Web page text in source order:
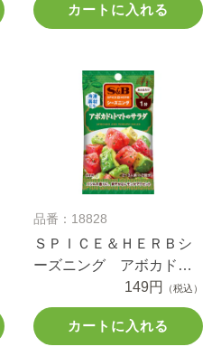
カートに入れる
品番：18828
ＳＰＩＣＥ＆ＨＥＲＢシ
ーズニング アボカドと
トマトのサラダ ９ｇ
149円 （税込）
カートに入れる